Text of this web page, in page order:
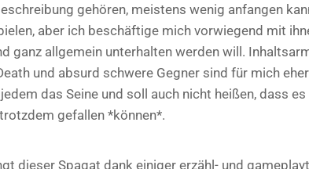
gehören, meistens wenig anfangen
aber ich beschäftige mich vorwiegend mit
ganz allgemein unterhalten werden will.
und absurd schwere Gegner sind für mich
das Seine und soll auch nicht heißen, dass
gefallen *können*.
dieser Spagat dank einiger erzähl- und